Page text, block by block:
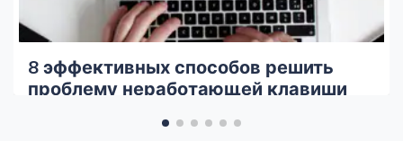
8 эффективных способов решить
проблему неработающей клавиши